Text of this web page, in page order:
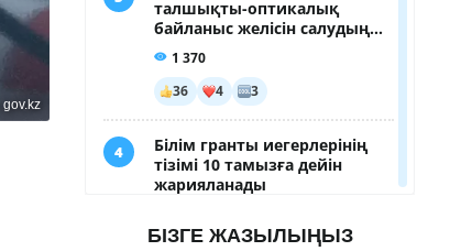
gov.kz
БІЗГЕ ЖАЗЫЛЫҢЫЗ